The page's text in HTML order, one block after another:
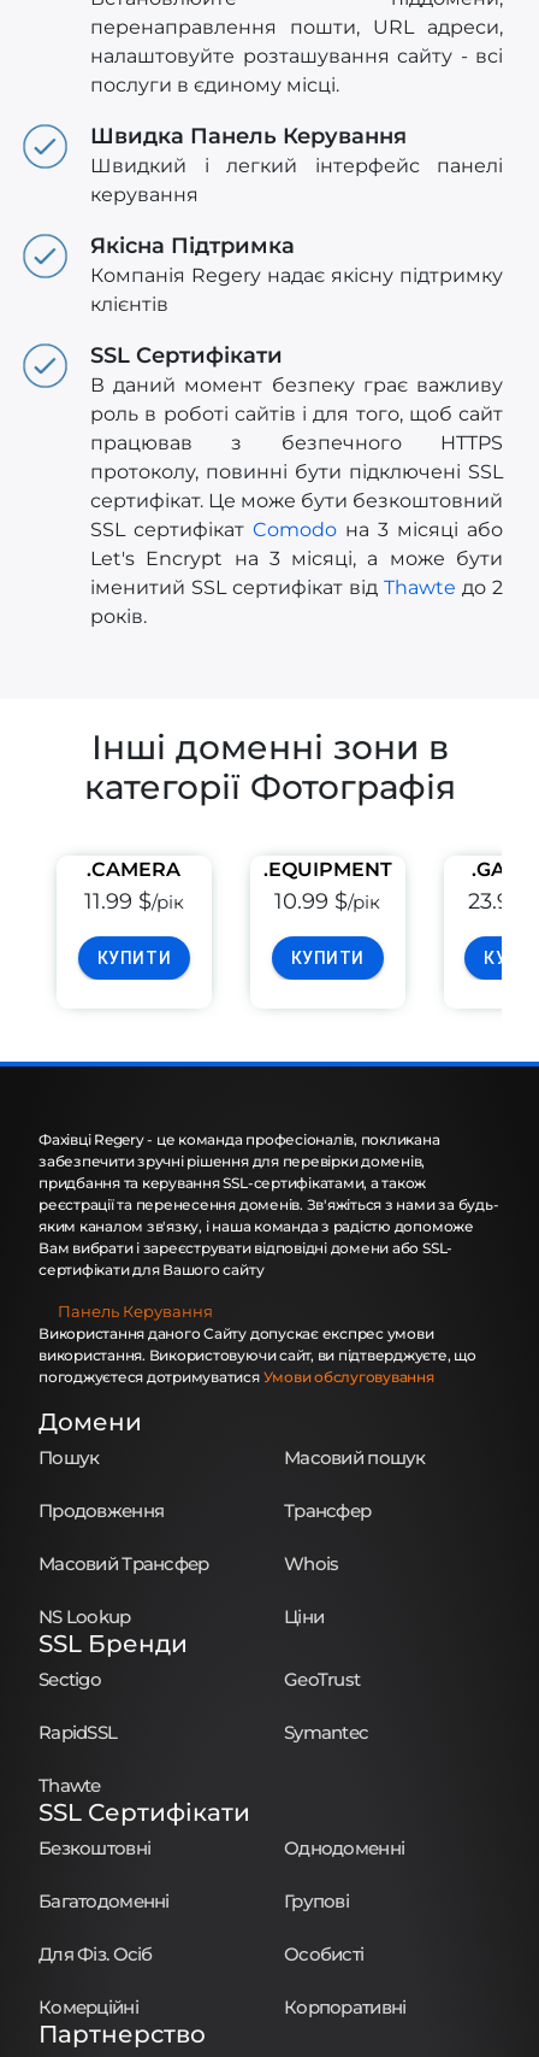
перенаправлення пошти, URL адреси,
налаштовуйте розташування сайту - всі
послуги в єдиному місці.
Швидка Панель Керування
Швидкий і легкий інтерфейс панелі
керування
Якісна Підтримка
Компанія Regery надає якісну підтримку
клієнтів
SSL Сертифікати
В даний момент безпеку грає важливу
роль в роботі сайтів і для того, щоб сайт
працював з безпечного HTTPS
протоколу, повинні бути підключені SSL
сертифікат. Це може бути безкоштовний
SSL сертифікат Comodo на 3 місяці або
Let's Encrypt на 3 місяці, а може бути
іменитий SSL сертифікат від Thawte до 2
років.
Інші доменні зони в
категорії Фотографія
.CAMERA
11.99 $/рік
КУПИТИ
.EQUIPMENT
10.99 $/рік
КУПИТИ
23.99
Фахівці Regery - це команда професіоналів, покликана
забезпечити зручні рішення для перевірки доменів,
придбання та керування SSL-сертифікатами, а також
реєстрації та перенесення доменів. Зв'яжіться з нами за будь-
яким каналом зв'язку, і наша команда з радістю допоможе
Вам вибрати і зареєструвати відповідні домени або SSL-
сертифікати для Вашого сайту
Панель Керування
Використання даного Сайту допускає експрес умови
використання. Використовуючи сайт, ви підтверджуєте, що
погоджуєтеся дотримуватися Умови обслуговування
Домени
Пошук Масовий пошук
Продовження Трансфер
Масовий Трансфер Whois
NS Lookup Ціни
SSL Бренди
Sectigo GeoTrust
RapidSSL Symantec
Thawte
SSL Сертифікати
Безкоштовні Однодоменні
Багатодоменні Групові
Для Фіз. Осіб Особисті
Комерційні Корпоративні
Партнерство